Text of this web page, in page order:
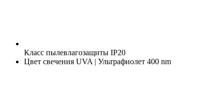
Класс пылевлагозащиты IP20
Цвет свечения UVA | Ультрафиолет 400 nm